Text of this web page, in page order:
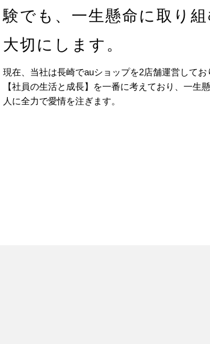
験でも、一生懸命に取り組
大切にします。
現在、当社は長崎でauショップを2店舗運営してお
【社員の生活と成長】を一番に考えており、一生
人に全力で愛情を注ぎます。